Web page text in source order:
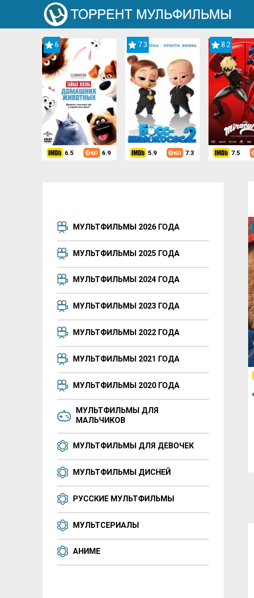
6
6.5 6.9
7.3
5.9 7.3
8.2
7.5
МУЛЬТФИЛЬМЫ 2026 ГОДА
МУЛЬТФИЛЬМЫ 2025 ГОДА
МУЛЬТФИЛЬМЫ 2024 ГОДА
МУЛЬТФИЛЬМЫ 2023 ГОДА
МУЛЬТФИЛЬМЫ 2022 ГОДА
МУЛЬТФИЛЬМЫ 2021 ГОДА
МУЛЬТФИЛЬМЫ 2020 ГОДА
МУЛЬТФИЛЬМЫ ДЛЯ
МАЛЬЧИКОВ
МУЛЬТФИЛЬМЫ ДЛЯ ДЕВОЧЕК
МУЛЬТФИЛЬМЫ ДИСНЕЙ
РУССКИЕ МУЛЬТФИЛЬМЫ
МУЛЬТСЕРИАЛЫ
АНИМЕ